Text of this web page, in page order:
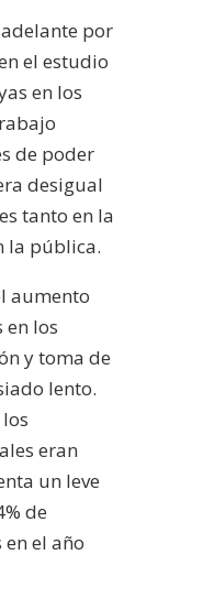
por
el estudio
en los
de poder
desigual
tanto en la
la pública.
aumento
los
y toma de
lento.
eran
un leve
de
en el año